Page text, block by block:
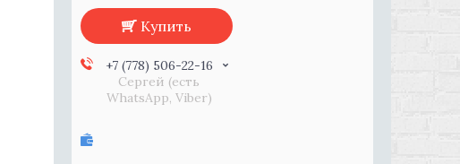
Купить
+7 (778) 506-22-16
Сергей (есть
WhatsApp, Viber)